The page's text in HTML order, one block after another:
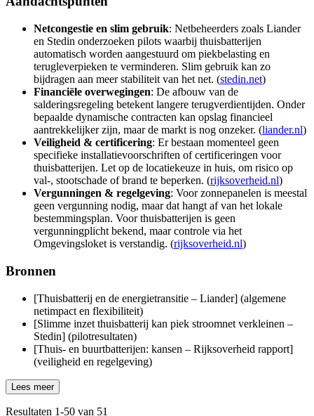
Netcongestie en slim gebruik: Netbeheerders zoals Liander
en Stedin onderzoeken pilots waarbij thuisbatterijen
automatisch worden aangestuurd om piekbelasting en
terugleverpieken te verminderen. Slim gebruik kan zo
bijdragen aan meer stabiliteit van het net. (stedin.net)
Financiële overwegingen: De afbouw van de
salderingsregeling betekent langere terugverdientijden. Onder
bepaalde dynamische contracten kan opslag financieel
aantrekkelijker zijn, maar de markt is nog onzeker. (liander.nl)
Veiligheid & certificering: Er bestaan momenteel geen
specifieke installatievoorschriften of certificeringen voor
thuisbatterijen. Let op de locatiekeuze in huis, om risico op
val-, stootschade of brand te beperken. (rijksoverheid.nl)
Vergunningen & regelgeving: Voor zonnepanelen is meestal
geen vergunning nodig, maar dat hangt af van het lokale
bestemmingsplan. Voor thuisbatterijen is geen
vergunningplicht bekend, maar controle via het
Omgevingsloket is verstandig. (rijksoverheid.nl)
Bronnen
[Thuisbatterij en de energietransitie – Liander] (algemene
netimpact en flexibiliteit)
[Slimme inzet thuisbatterij kan piek stroomnet verkleinen –
Stedin] (pilotresultaten)
[Thuis‑ en buurtbatterijen: kansen – Rijksoverheid rapport]
(veiligheid en regelgeving)
Lees meer
Resultaten 1-50 van 51